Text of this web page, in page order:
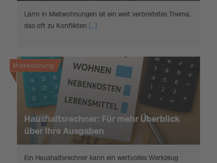
Lärm in Mietwohnungen ist ein weit verbreitetes Thema,
das oft zu Konflikten [...]
Mietwohnung
Haushaltsrechner: Für mehr Überblick
über Ihre Ausgaben
Ein Haushaltsrechner kann ein wertvolles Werkzeug